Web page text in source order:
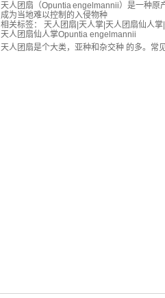
天人团扇（Opuntia engelmannii）是一种原
成为当地难以控制的入侵物种
相关标签：
天人团扇 天人掌 天人团扇仙人掌
天人团扇仙人掌Opuntia engelmannii
天人团扇是个大类，亚种和杂交种 的多。常